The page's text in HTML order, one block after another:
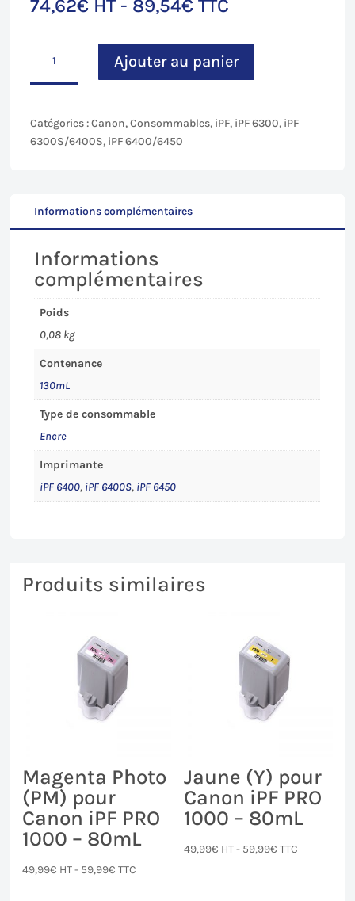
74,62€ HT - 89,54€ TTC
Magenta
(PM)
pour
130mL
Ajouter au panier
Catégories : Canon,Consommables, iPF, iPF 6300, iPF
6300S/6400S, iPF 6400/6450
Informations complémentaires
Informations
complémentaires
Poids
0,08 kg
Contenance
130mL
Type de consommable
Encre
Imprimante
iPF 6400, iPF 6400S, iPF 6450
Produits similaires
Magenta Photo
(PM) pour
Canon iPF PRO
1000 – 80mL
49,99€ HT - 59,99€ TTC
Jaune (Y) pour
Canon iPF PRO
1000 – 80mL
49,99€ HT - 59,99€ TTC